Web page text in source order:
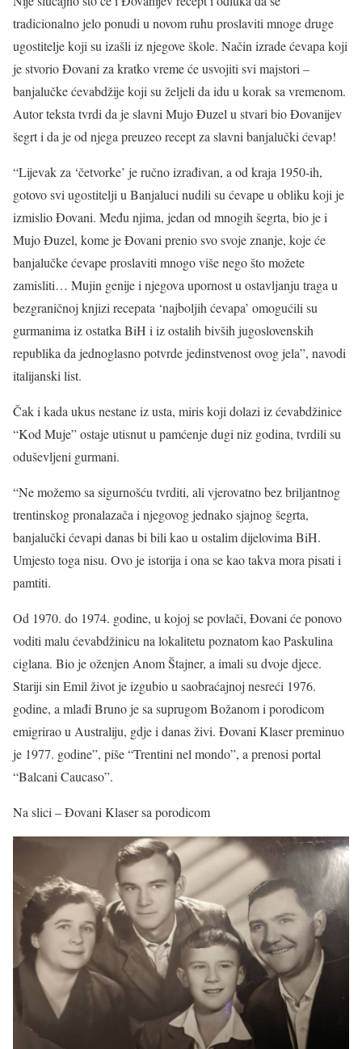
tradicionalno jelo ponudi u novom ruhu proslaviti mnoge druge
ugostitelje koji su izašli iz njegove škole. Način izrade ćevapa koji
je stvorio Đovani za kratko vreme će usvojiti svi majstori –
banjalučke ćevabdžije koji su željeli da idu u korak sa vremenom.
Autor teksta tvrdi da je slavni Mujo Đuzel u stvari bio Đovanijev
šegrt i da je od njega preuzeo recept za slavni banjalučki ćevap!
“Lijevak za ‘četvorke’ je ručno izrađivan, a od kraja 1950-ih,
gotovo svi ugostitelji u Banjaluci nudili su ćevape u obliku koji je
izmislio Đovani. Među njima, jedan od mnogih šegrta, bio je i
Mujo Đuzel, kome je Đovani prenio svo svoje znanje, koje će
banjalučke ćevape proslaviti mnogo više nego što možete
zamisliti… Mujin genije i njegova upornost u ostavljanju traga u
bezgraničnoj knjizi recepata ‘najboljih ćevapa’ omogućili su
gurmanima iz ostatka BiH i iz ostalih bivših jugoslovenskih
republika da jednoglasno potvrde jedinstvenost ovog jela”, navodi
italijanski list.
Čak i kada ukus nestane iz usta, miris koji dolazi iz ćevabdžinice
“Kod Muje” ostaje utisnut u pamćenje dugi niz godina, tvrdili su
oduševljeni gurmani.
“Ne možemo sa sigurnošću tvrditi, ali vjerovatno bez briljantnog
trentinskog pronalazača i njegovog jednako sjajnog šegrta,
banjalučki ćevapi danas bi bili kao u ostalim dijelovima BiH.
Umjesto toga nisu. Ovo je istorija i ona se kao takva mora pisati i
pamtiti.
Od 1970. do 1974. godine, u kojoj se povlači, Đovani će ponovo
voditi malu ćevabdžinicu na lokalitetu poznatom kao Paskulina
ciglana. Bio je oženjen Anom Štajner, a imali su dvoje djece.
Stariji sin Emil život je izgubio u saobraćajnoj nesreći 1976.
godine, a mlađi Bruno je sa suprugom Božanom i porodicom
emigrirao u Australiju, gdje i danas živi. Đovani Klaser preminuo
je 1977. godine”, piše “Trentini nel mondo”, a prenosi portal
“Balcani Caucaso”.
Na slici – Đovani Klaser sa porodicom